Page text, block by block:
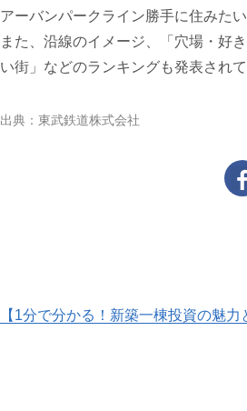
アーバンパークライン勝手に住みた
また、沿線のイメージ、「穴場・好
い街」などのランキングも発表されて
東武鉄道株式会社
【1分で分かる！新築一棟投資の魅